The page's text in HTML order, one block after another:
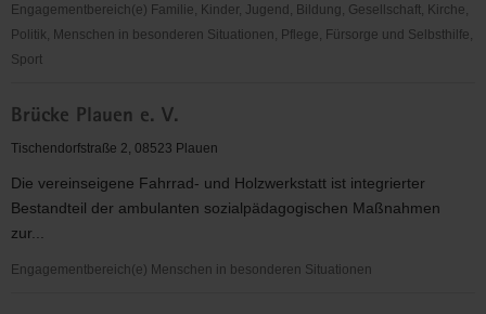
Engagementbereich(e) Familie, Kinder, Jugend, Bildung, Gesellschaft, Kirche,
Politik, Menschen in besonderen Situationen, Pflege, Fürsorge und Selbsthilfe,
Sport
Werk-
Stadtmission
e.V.
Brücke Plauen e. V.
Tischendorfstraße 2, 08523 Plauen
Die vereinseigene Fahrrad- und Holzwerkstatt ist integrierter
Bestandteil der ambulanten sozialpädagogischen Maßnahmen
zur...
Engagementbereich(e) Menschen in besonderen Situationen